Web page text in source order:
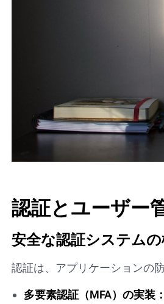
認証とユーザー
安全な認証システム
認証は、アプリケーションの
多要素認証（MFA）の実装：